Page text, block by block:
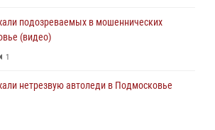
подозреваемых в мошеннических
(видео)
1
нетрезвую автоледи в Подмосковье